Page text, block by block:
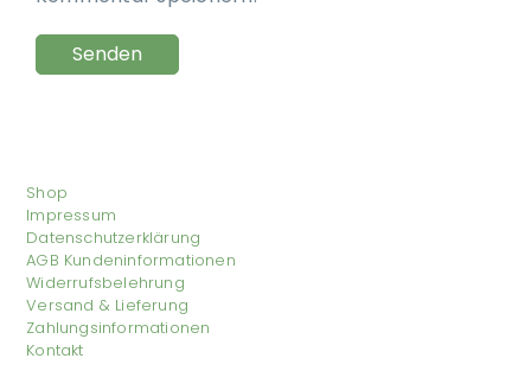
Shop
Impressum
Datenschutzerklärung
AGB Kundeninformationen
Widerrufsbelehrung
Versand & Lieferung
Zahlungsinformationen
Kontakt